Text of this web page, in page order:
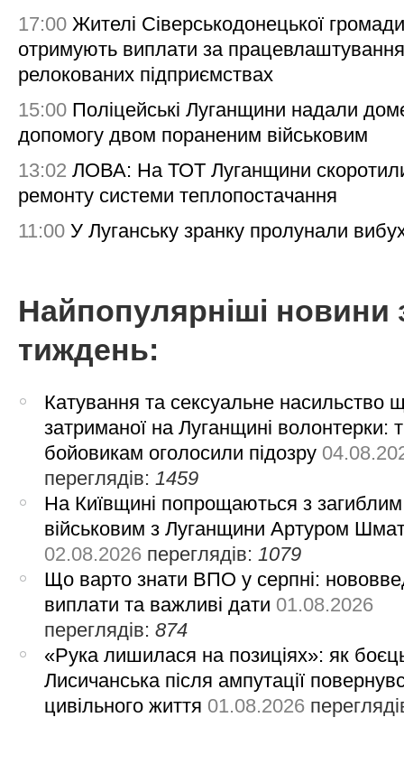
17:00 Жителі Сіверськодонецької
отримують виплати за
релокованих підприємствах
15:00 Поліцейські Луганщини надали
допомогу двом пораненим військовим
13:02 ЛОВА: На ТОТ Луганщини
ремонту системи теплопостачання
11:00 У Луганську зранку пролунали
Найпопулярніші новини
тиждень:
Катування та сексуальне насильство
затриманої на Луганщині волонтерки:
бойовикам оголосили підозру
переглядів: 1459
На Київщині попрощаються з загиблим
військовим з Луганщини Артуром
02.08.2026 переглядів: 1079
Що варто знати ВПО у серпні:
виплати та важливі дати 01.08.2026
переглядів:874
«Рука лишилася на позиціях»: як
Лисичанська після ампутації
цивільного життя 01.08.2026